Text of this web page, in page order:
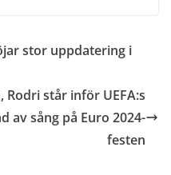
stor uppdatering i
Rodri står inför UEFA:s
av sång på Euro 2024-
festen